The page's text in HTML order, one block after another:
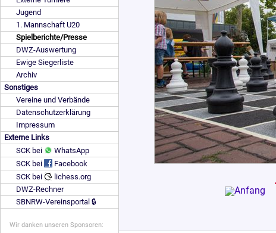
Jugend
1. Mannschaft U20
Spielberichte/Presse
DWZ-Auswertung
Ewige Siegerliste
Archiv
Sonstiges
Vereine und Verbände
Datenschutzerklärung
Impressum
Externe Links
SCK bei
WhatsApp
SCK bei
Facebook
SCK bei
lichess.org
DWZ-Rechner
SBNRW-Vereinsportal 🔒
Wir danken unseren Sponsoren: